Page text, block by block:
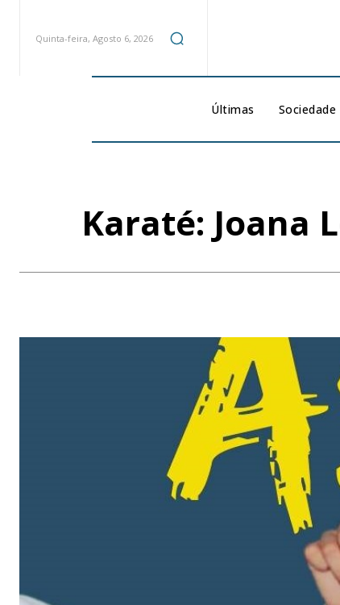
Quinta-feira, Agosto 6, 2026
Últimas Sociedade
Karaté: Joana